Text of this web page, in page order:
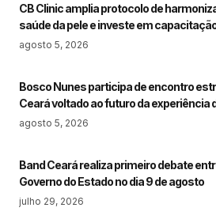
CB Clinic amplia protocolo de
saúde da pele e investe em
agosto 5, 2026
Bosco Nunes participa de encontro
Ceará voltado ao futuro da experiência
agosto 5, 2026
Band Ceará realiza primeiro debate
Governo do Estado no dia 9 de agosto
julho 29, 2026